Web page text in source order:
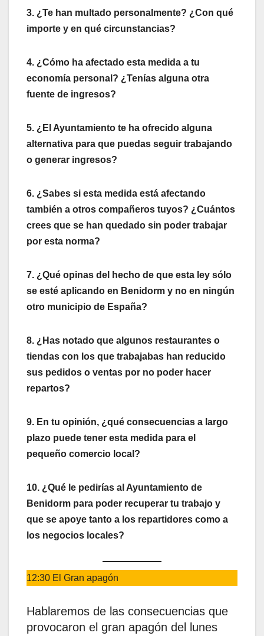
3. ¿Te han multado personalmente? ¿Con qué
importe y en qué circunstancias?
4. ¿Cómo ha afectado esta medida a tu
economía personal? ¿Tenías alguna otra
fuente de ingresos?
5. ¿El Ayuntamiento te ha ofrecido alguna
alternativa para que puedas seguir trabajando
o generar ingresos?
6. ¿Sabes si esta medida está afectando
también a otros compañeros tuyos? ¿Cuántos
crees que se han quedado sin poder trabajar
por esta norma?
7. ¿Qué opinas del hecho de que esta ley sólo
se esté aplicando en Benidorm y no en ningún
otro municipio de España?
8. ¿Has notado que algunos restaurantes o
tiendas con los que trabajabas han reducido
sus pedidos o ventas por no poder hacer
repartos?
9. En tu opinión, ¿qué consecuencias a largo
plazo puede tener esta medida para el
pequeño comercio local?
10. ¿Qué le pedirías al Ayuntamiento de
Benidorm para poder recuperar tu trabajo y
que se apoye tanto a los repartidores como a
los negocios locales?
12:30 El Gran apagón
Hablaremos de las consecuencias que
provocaron el gran apagón del lunes